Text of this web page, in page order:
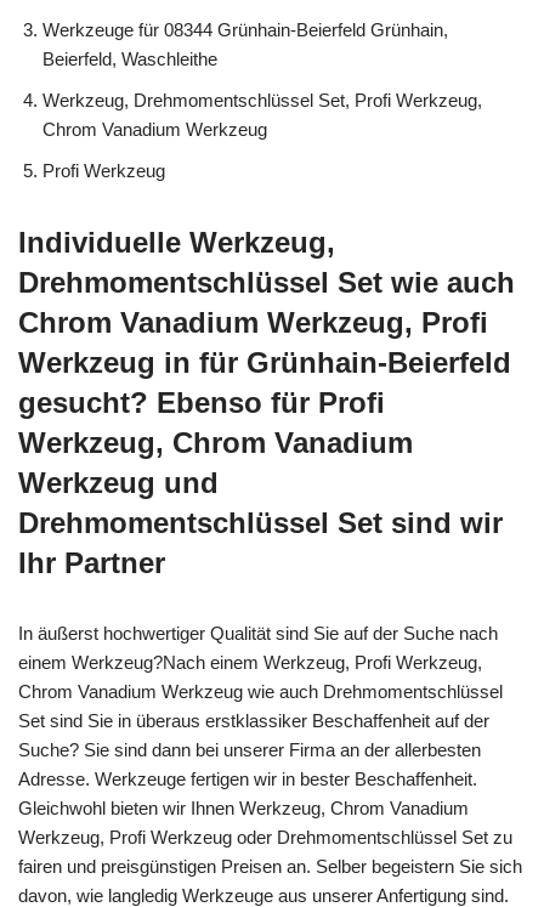
Werkzeuge für 08344 Grünhain-Beierfeld Grünhain,
Beierfeld, Waschleithe
Werkzeug, Drehmomentschlüssel Set, Profi Werkzeug,
Chrom Vanadium Werkzeug
Profi Werkzeug
Individuelle Werkzeug,
Drehmomentschlüssel Set wie auch
Chrom Vanadium Werkzeug, Profi
Werkzeug in für Grünhain-Beierfeld
gesucht? Ebenso für Profi
Werkzeug, Chrom Vanadium
Werkzeug und
Drehmomentschlüssel Set sind wir
Ihr Partner
In äußerst hochwertiger Qualität sind Sie auf der Suche nach
einem Werkzeug?Nach einem Werkzeug, Profi Werkzeug,
Chrom Vanadium Werkzeug wie auch Drehmomentschlüssel
Set sind Sie in überaus erstklassiker Beschaffenheit auf der
Suche? Sie sind dann bei unserer Firma an der allerbesten
Adresse. Werkzeuge fertigen wir in bester Beschaffenheit.
Gleichwohl bieten wir Ihnen Werkzeug, Chrom Vanadium
Werkzeug, Profi Werkzeug oder Drehmomentschlüssel Set zu
fairen und preisgünstigen Preisen an. Selber begeistern Sie sich
davon, wie langledig Werkzeuge aus unserer Anfertigung sind.